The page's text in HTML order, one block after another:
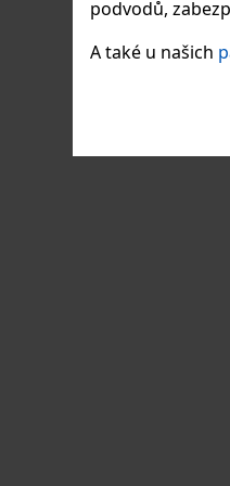
podvodů,
A také u našich